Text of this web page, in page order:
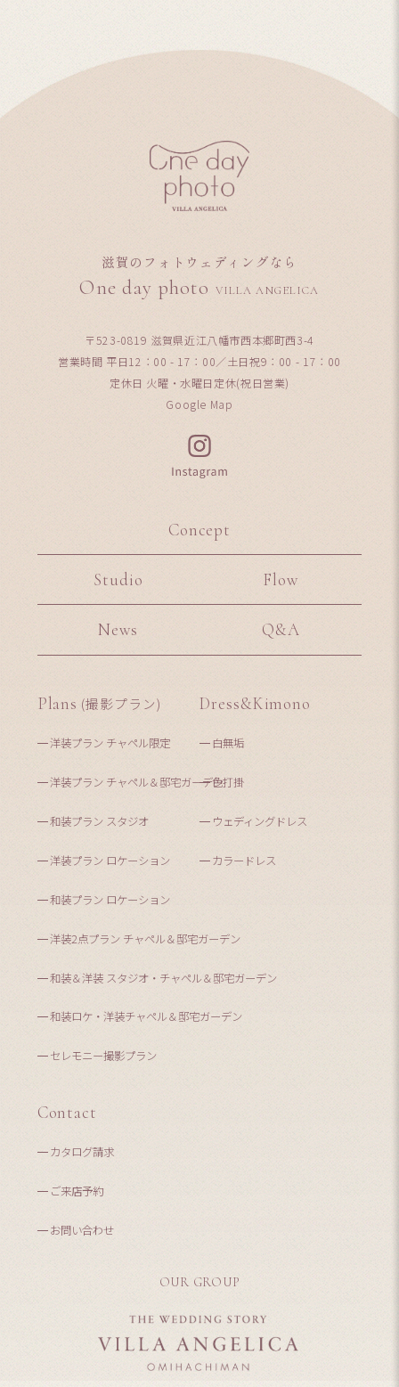
滋賀のフォトウェディングなら
One day photo VILLA ANGELICA
〒523-0819 滋賀県近江八幡市西本郷町西3-4
営業時間 平日12：00 - 17：00／土日祝9：00 - 17：00
定休日 火曜・水曜日定休(祝日営業)
Google Map
Concept
Studio Flow
News Q&A
Plans (撮影プラン)
洋装プラン チャペル限定
洋装プラン チャペル＆邸宅ガーデン
和装プラン スタジオ
洋装プラン ロケーション
和装プラン ロケーション
洋装2点プラン チャペル＆邸宅ガーデン
和装＆洋装 スタジオ・チャペル＆邸宅ガーデン
和装ロケ・洋装チャペル＆邸宅ガーデン
セレモニー撮影プラン
Dress&Kimono
白無垢
色打掛
ウェディングドレス
カラードレス
Contact
カタログ請求
ご来店予約
お問い合わせ
OUR GROUP